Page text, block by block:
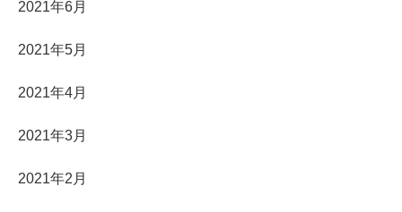
2021年6月
2021年5月
2021年4月
2021年3月
2021年2月